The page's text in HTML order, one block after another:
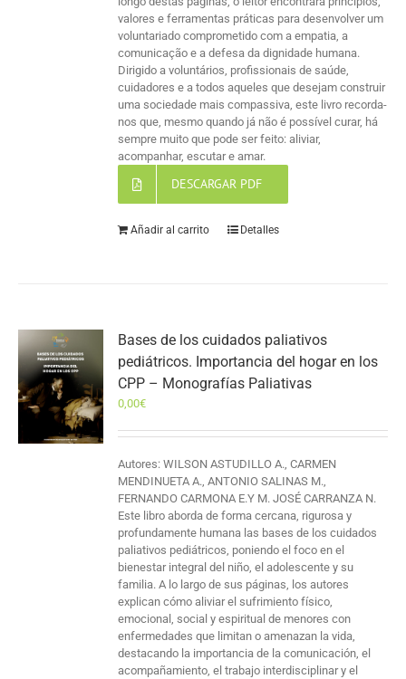
valores e ferramentas práticas para desenvolver um
voluntariado comprometido com a empatia, a
comunicação e a defesa da dignidade humana.
Dirigido a voluntários, profissionais de saúde,
cuidadores e a todos aqueles que desejam construir
uma sociedade mais compassiva, este livro recorda-
nos que, mesmo quando já não é possível curar, há
sempre muito que pode ser feito: aliviar,
acompanhar, escutar e amar.
DESCARGAR PDF
Añadir al carrito Detalles
Bases de los cuidados paliativos
pediátricos. Importancia del hogar en los
CPP – Monografías Paliativas
0,00€
Autores: WILSON ASTUDILLO A., CARMEN
MENDINUETA A., ANTONIO SALINAS M.,
FERNANDO CARMONA E.Y M. JOSÉ CARRANZA N.
Este libro aborda de forma cercana, rigurosa y
profundamente humana las bases de los cuidados
paliativos pediátricos, poniendo el foco en el
bienestar integral del niño, el adolescente y su
familia. A lo largo de sus páginas, los autores
explican cómo aliviar el sufrimiento físico,
emocional, social y espiritual de menores con
enfermedades que limitan o amenazan la vida,
destacando la importancia de la comunicación, el
acompañamiento, el trabajo interdisciplinar y el